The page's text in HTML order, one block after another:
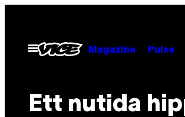
contentOpen
Menu
Magazine Pulse
Ett nutida